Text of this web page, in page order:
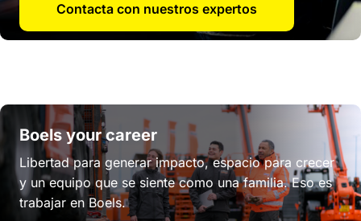
Contacta con nuestros expertos
Boels your career
Libertad para generar impacto, espacio para crecer
y un equipo que se siente como una familia. Eso es
trabajar en Boels.